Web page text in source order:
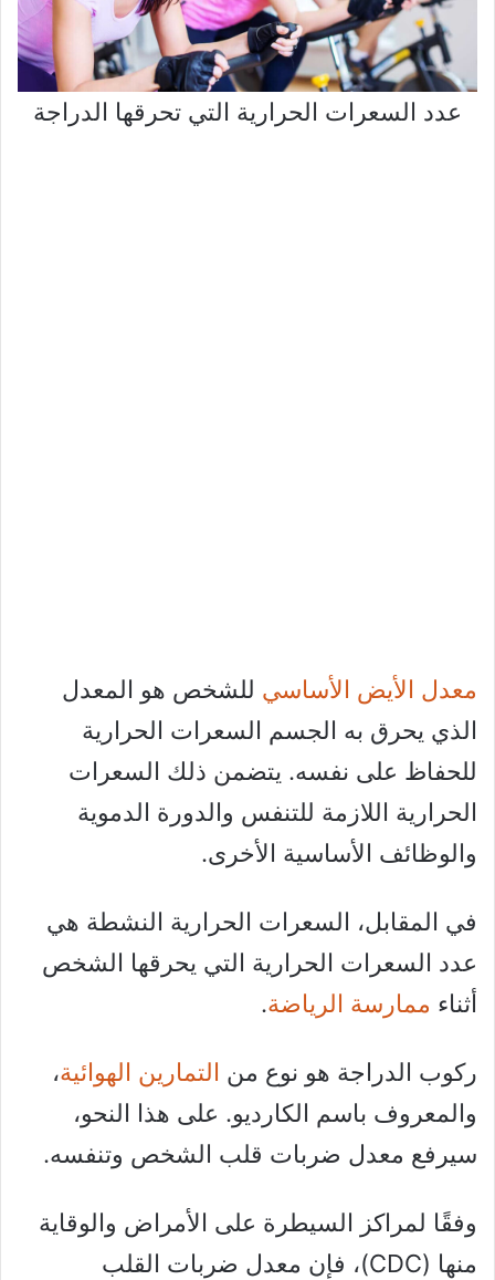
عدد السعرات الحرارية التي تحرقها الدراجة
معدل الأيض الأساسي للشخص هو المعدل
الذي يحرق به الجسم السعرات الحرارية
للحفاظ على نفسه. يتضمن ذلك السعرات
الحرارية اللازمة للتنفس والدورة الدموية
والوظائف الأساسية الأخرى.
في المقابل، السعرات الحرارية النشطة هي
عدد السعرات الحرارية التي يحرقها الشخص
أثناء ممارسة الرياضة.
ركوب الدراجة هو نوع من التمارين الهوائية،
والمعروف باسم الكارديو. على هذا النحو،
سيرفع معدل ضربات قلب الشخص وتنفسه.
وفقًا لمراكز السيطرة على الأمراض والوقاية
منها (CDC)، فإن معدل ضربات القلب